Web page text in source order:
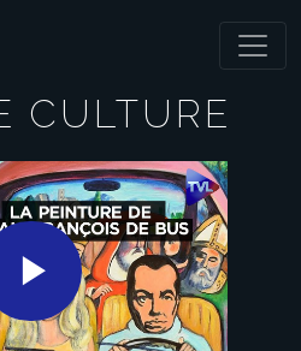
cookies
CULTURE
Play